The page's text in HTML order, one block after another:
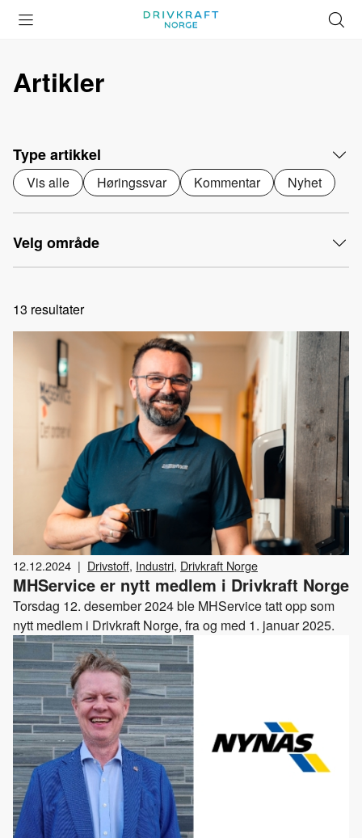
Artikler
Type artikkel
Vis alle Høringssvar Kommentar Nyhet
Velg område
13 resultater
12.12.2024 | Drivstoff, Industri, Drivkraft Norge
MHService er nytt medlem i Drivkraft Norge
Torsdag 12. desember 2024 ble MHService tatt opp som
nytt medlem i Drivkraft Norge, fra og med 1. januar 2025.